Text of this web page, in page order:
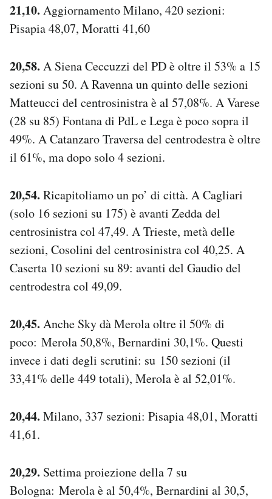
21,10. Aggiornamento Milano, 420 sezioni:
Pisapia 48,07, Moratti 41,60
20,58. A Siena Ceccuzzi del PD è oltre il 53% a 15
sezioni su 50. A Ravenna un quinto delle sezioni
Matteucci del centrosinistra è al 57,08%. A Varese
(28 su 85) Fontana di PdL e Lega è poco sopra il
49%. A Catanzaro Traversa del centrodestra è oltre
il 61%, ma dopo solo 4 sezioni.
20,54. Ricapitoliamo un po’ di città. A Cagliari
(solo 16 sezioni su 175) è avanti Zedda del
centrosinistra col 47,49. A Trieste, metà delle
sezioni, Cosolini del centrosinistra col 40,25. A
Caserta 10 sezioni su 89: avanti del Gaudio del
centrodestra col 49,09.
20,45. Anche Sky dà Merola oltre il 50% di
poco: Merola 50,8%, Bernardini 30,1%. Questi
invece i dati degli scrutini: su 150 sezioni (il
33,41% delle 449 totali), Merola è al 52,01%.
20,44. Milano, 337 sezioni: Pisapia 48,01, Moratti
41,61.
20,29. Settima proiezione della 7 su
Bologna: Merola è al 50,4%, Bernardini al 30,5,